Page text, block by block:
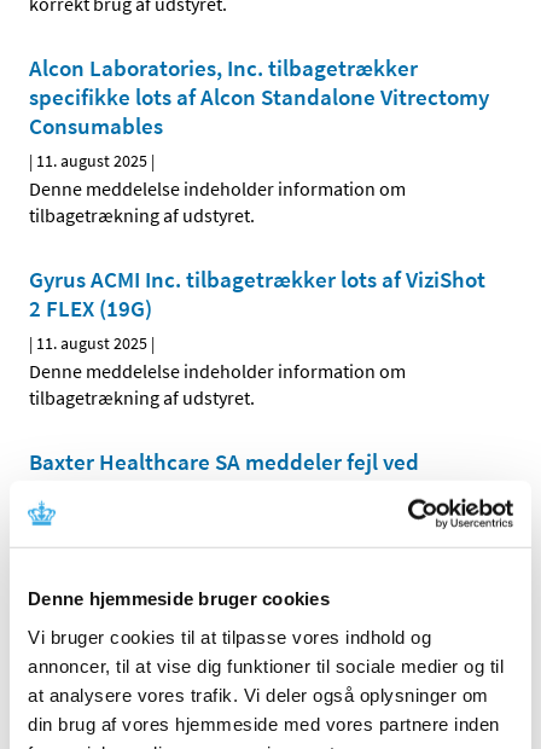
Denne hjemmeside bruger cookies
Vi bruger cookies til at tilpasse vores indhold og
annoncer, til at vise dig funktioner til sociale medier og til
at analysere vores trafik. Vi deler også oplysninger om
din brug af vores hjemmeside med vores partnere inden
Alcon Laboratories, Inc. tilbagetrækker
specifikke lots af Alcon Standalone Vitrectomy
Consumables
| 11. august 2025 |
Denne meddelelse indeholder information om
tilbagetrækning af udstyret.
Gyrus ACMI Inc. tilbagetrækker lots af ViziShot
2 FLEX (19G)
| 11. august 2025 |
Denne meddelelse indeholder information om
tilbagetrækning af udstyret.
Baxter Healthcare SA meddeler fejl ved
TherMax Blood Wamer Unit, PrisMax V2 &
PrisMax V3 Control Unit, der kræver korrektion
og instruktion i anvendelse
Denne meddelelse indeholder information om fejl ved
udstyret, der kræver korrektion og instruktion i…
Agilent Technologies Singapore (International)
Pte Ltd. informerer om mulig fejl ved FLEX